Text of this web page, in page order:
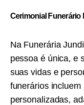
Cerimonial Funerário
Na Funerária
pessoa é única, e
suas vidas e
funerários
personalizadas,